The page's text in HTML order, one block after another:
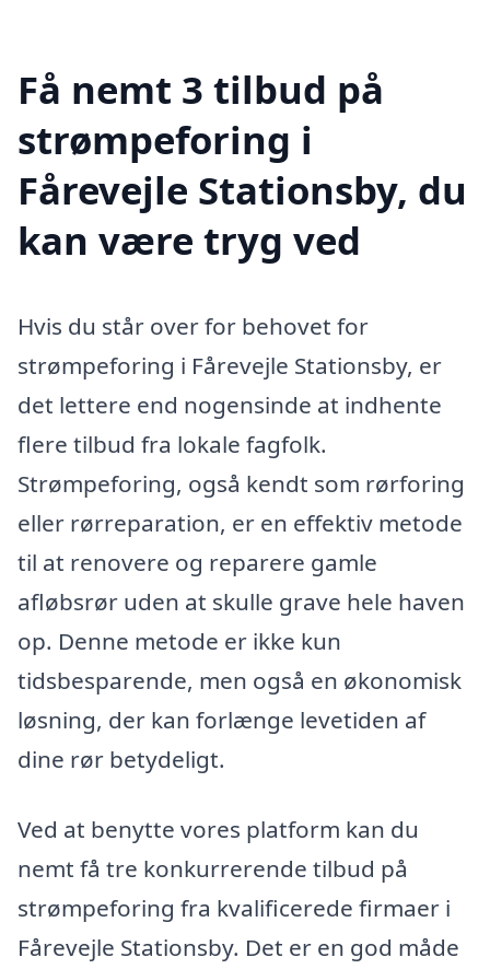
Få nemt 3 tilbud på
strømpeforing i
Fårevejle Stationsby, du
kan være tryg ved
Hvis du står over for behovet for
strømpeforing i Fårevejle Stationsby, er
det lettere end nogensinde at indhente
flere tilbud fra lokale fagfolk.
Strømpeforing, også kendt som rørforing
eller rørreparation, er en effektiv metode
til at renovere og reparere gamle
afløbsrør uden at skulle grave hele haven
op. Denne metode er ikke kun
tidsbesparende, men også en økonomisk
løsning, der kan forlænge levetiden af
dine rør betydeligt.
Ved at benytte vores platform kan du
nemt få tre konkurrerende tilbud på
strømpeforing fra kvalificerede firmaer i
Fårevejle Stationsby. Det er en god måde